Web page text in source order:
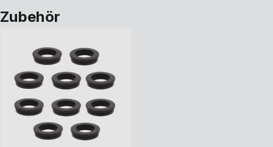
Zubehör